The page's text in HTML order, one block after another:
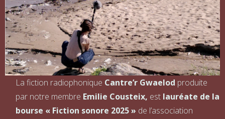
La fiction radiophonique Cantre’r Gwaelod produite
par notre membre Emilie Cousteix, est lauréate de la
bourse « Fiction sonore 2025 » de l’association